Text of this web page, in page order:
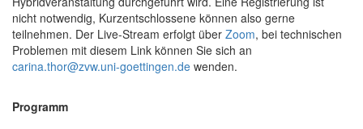
nicht notwendig, Kurzentschlossene können also gerne
teilnehmen. Der Live-Stream erfolgt über Zoom, bei technischen
Problemen mit diesem Link können Sie sich an
carina.thor@zvw.uni-goettingen.de wenden.
Programm